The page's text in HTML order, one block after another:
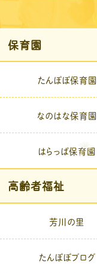
保育園
たんぽぽ保育園
なのはな保育園
はらっぱ保育園
高齢者福祉
芳川の里
たんぽぽブログ